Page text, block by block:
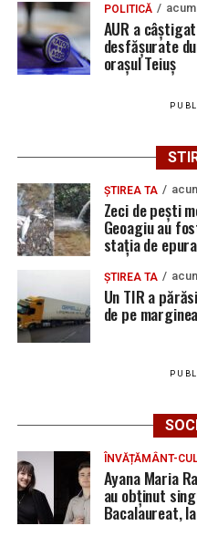
POLITICĂ
AUR a
desfășurate
orașul Teiuș
ȘTIREA TA
Zeci de pești
Geoagiu au
stația de
ȘTIREA TA
Un TIR a
de pe
ÎNVĂȚĂMÂNT-
Ayana Maria
au obținut
Bacalaureat,